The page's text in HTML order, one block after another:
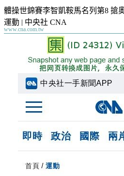
體操世錦賽李智凱鞍馬名列第8 搶
運動 | 中央社 CNA
www.cna.com.tw